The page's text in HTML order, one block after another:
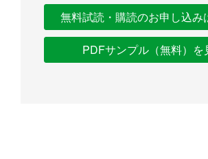
無料試読・購読のお申し込み
PDFサンプル（無料）を